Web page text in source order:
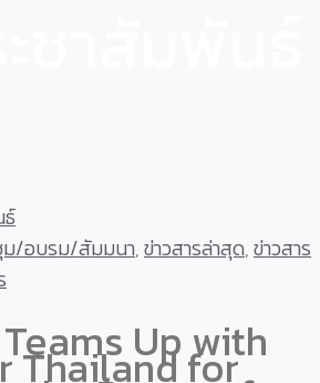
ม/อบรม/สัมมนา,ข่าวสารล่าสุด,ข่าวสาร
Teams Up with
Thailand for